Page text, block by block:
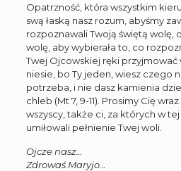
Opatrzność, która wszystkim
swą łaską nasz rozum, abyśmy
rozpoznawali Twoją świętą wolę,
wolę, aby wybierała to, co
Twej Ojcowskiej ręki przyjmować
niesie, bo Ty jeden, wiesz czego
potrzeba, i nie dasz kamienia
chleb (Mt 7, 9-11). Prosimy Cię
wszyscy, także ci, za których w
umiłowali pełnienie Twej woli.
Ojcze nasz…
Zdrowaś Maryjo…